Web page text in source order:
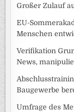
Großer Zulauf
EU-
Menschen
Verifikation
News,
Baugewerbe
Umfrage des